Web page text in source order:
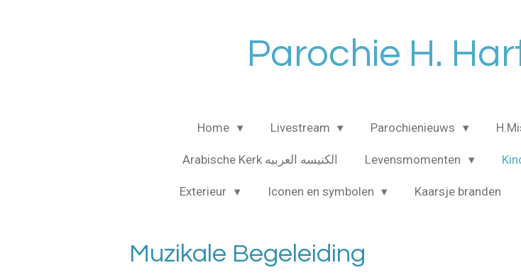
Parochie H.
Home Livestream Parochienieuws
Arabische Kerk الكنيسه العربيه Levensmomenten
Exterieur Iconen en symbolen Kaarsje branden
Muzikale Begeleiding